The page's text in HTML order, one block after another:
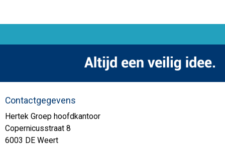
Contactgegevens
Hertek Groep hoofdkantoor
Copernicusstraat 8
6003 DE Weert